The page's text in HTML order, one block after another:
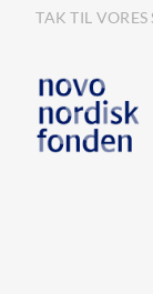
TAK TIL VORES